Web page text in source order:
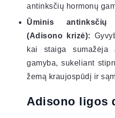
antinksčių hormonų
Ūminis antinksčių
(Adisono krizė):
kai staiga sumažėja
gamyba, sukeliant
žemą kraujospūdį ir
Adisono ligos